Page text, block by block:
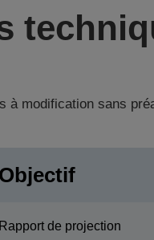
à modification sans
Objectif
Rapport de projection